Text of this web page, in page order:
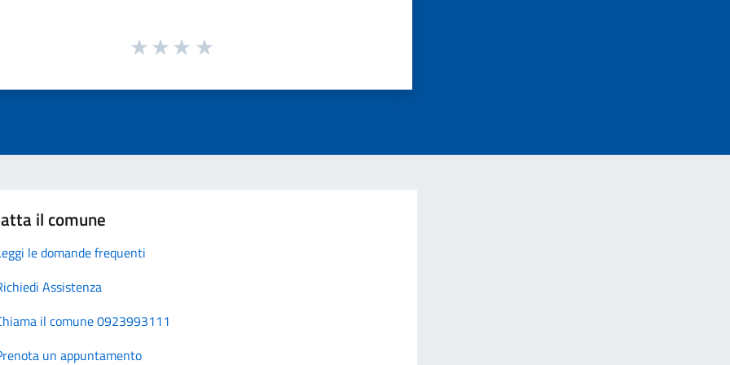
il comune
le domande frequenti
Assistenza
il comune 0923993111
un appuntamento